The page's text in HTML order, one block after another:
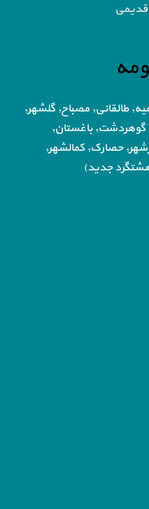
قدیمی
طالقانی, مصباح, گلشهر,
گوهردشت, باغستان,
حصارک, کمالشهر,
جدید)